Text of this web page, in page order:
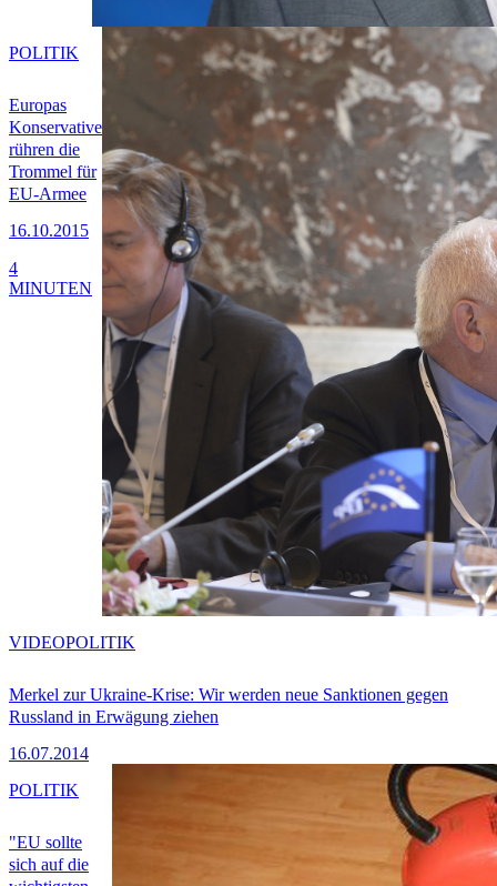
Europas
Konservative
rühren die
Trommel für
EU-Armee
16.10.2015
POLITIK
4
MINUTEN
Merkel zur Ukraine-Krise: Wir werden neue Sanktionen gegen
Russland in Erwägung ziehen
16.07.2014
VIDEOPOLITIK
"EU sollte
sich auf die
POLITIK